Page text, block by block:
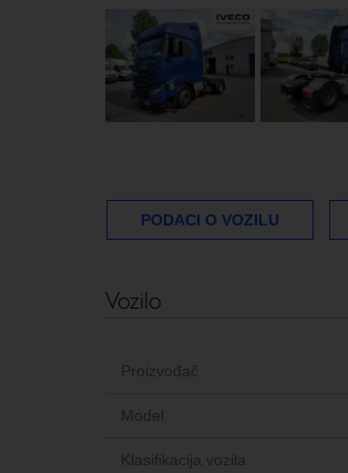
PODACI O VOZILU
Vozilo
Proizvođač
Model
Klasifikacija vozila